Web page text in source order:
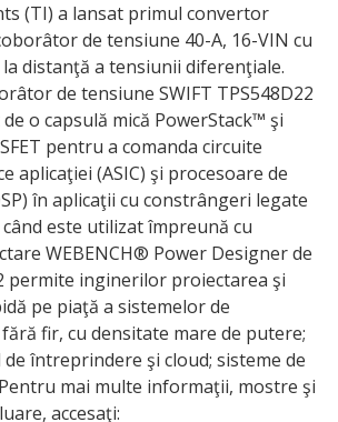
(TI) a lansat primul convertor
de tensiune 40-A, 16-VIN cu
distanţă a tensiunii diferenţiale.
de tensiune SWIFT TPS548D22
o capsulă mică PowerStack™ şi
pentru a comanda circuite
aplicaţiei (ASIC) şi procesoare de
în aplicaţii cu constrângeri legate
este utilizat împreună cu
WEBENCH® Power Designer de
permite inginerilor proiectarea şi
pe piaţă a sistemelor de
fir, cu densitate mare de putere;
de întreprindere şi cloud; sisteme de
mai multe informaţii, mostre şi
accesaţi: